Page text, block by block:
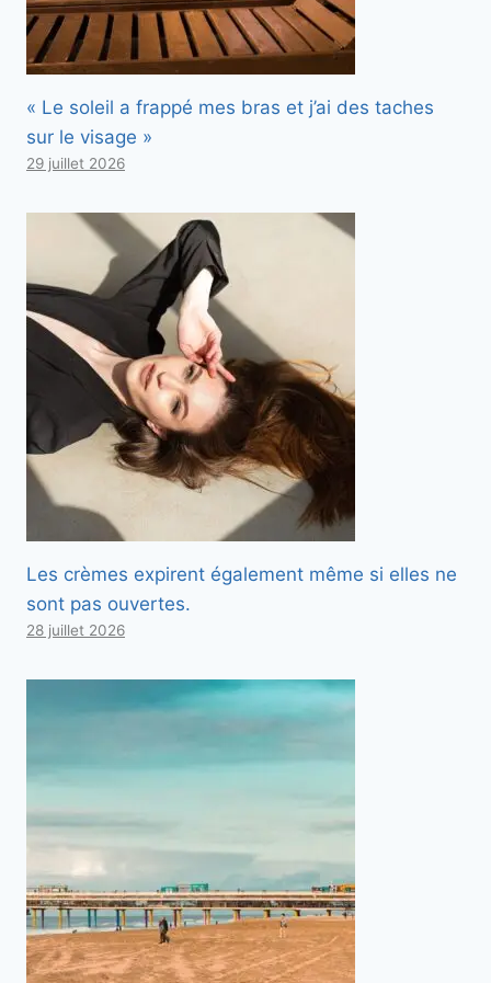
« Le soleil a frappé mes bras et j’ai des taches
sur le visage »
29 juillet 2026
Les crèmes expirent également même si elles ne
sont pas ouvertes.
28 juillet 2026